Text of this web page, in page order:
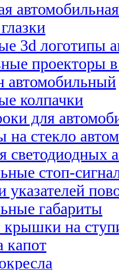
3d логотипы
проекторы
автомобильный
колпачки
для
на стекло
светодиодных
стоп-
указателей
габариты
крышки на
капот